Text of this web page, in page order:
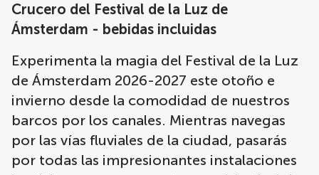
Crucero del Festival de la Luz de
Ámsterdam - bebidas incluidas
Experimenta la magia del Festival de la Luz
de Ámsterdam 2026-2027 este otoño e
invierno desde la comodidad de nuestros
barcos por los canales. Mientras navegas
por las vías fluviales de la ciudad, pasarás
por todas las impresionantes instalaciones